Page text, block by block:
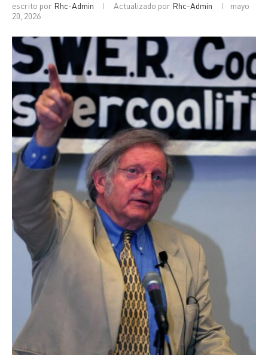
escrito por Rhc-Admin Actualizado por Rhc-Admin
mayo
20, 2026